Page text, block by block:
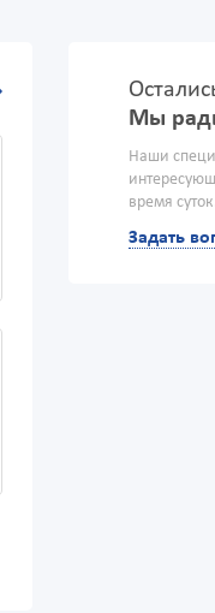
Мы
Наши
время
Задать